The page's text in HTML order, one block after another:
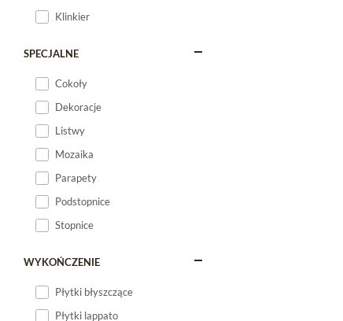
Klinkier
SPECJALNE
Cokoły
Dekoracje
Listwy
Mozaika
Parapety
Podstopnice
Stopnice
WYKOŃCZENIE
Płytki błyszczące
Płytki lappato